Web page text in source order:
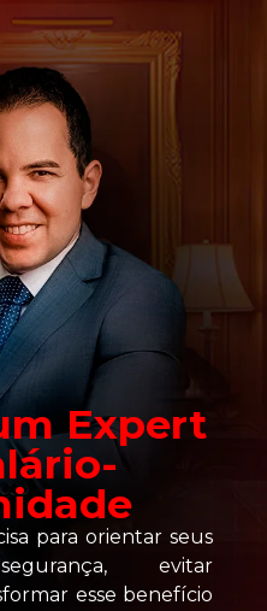
Expert
para orientar seus
evitar
esse benefício